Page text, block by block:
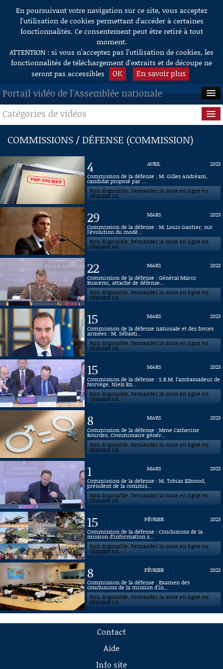
Aller au contenu
En poursuivant votre navigation sur ce site, vous acceptez
l’utilisation de cookies permettant d'accéder à certaines
fonctionnalités. Ce consentement peut être retiré à tout
moment.
ATTENTION : si vous n’acceptez pas l’utilisation de cookies, les
fonctionnalités de téléchargement d’extraits et de découpe ne
seront pas accessibles
OK En savoir plus
Portail vidéo de l'Assemblée nationale
ACCUEIL
EN DIRECT
À LA DEMANDE
RECHERCHE
AIDE À LA DÉCOUPE
DE VIDÉOS
Catégories de vidéos
Séance publique
Questions au Gouvernement
Commissions
Présidence
Évènements
Connaissance, Histoire
COMMISSIONS / DÉFENSE (COMMISSION)
4 AVRIL
2023
Commission de la défense : M. Gilles Andréani,
candidat proposé par ...
Non disponible. Demandez la mise en ligne en
cliquant ici.
29 MARS
2023
Commission de la défense : M. Louis Gautier, sur
l’évolution du modè...
Non disponible. Demandez la mise en ligne en
cliquant ici.
22 MARS
2023
Commission de la défense : Général Marco
Buscemi, attaché de défense...
Non disponible. Demandez la mise en ligne en
cliquant ici.
15 MARS
2023
Commission de la défense nationale et des forces
armées : M. Sébasti...
Non disponible. Demandez la mise en ligne en
cliquant ici.
15 MARS
2023
Commission de la défense : S.E.M. l’ambassadeur de
Norvège, Niels En...
Non disponible. Demandez la mise en ligne en
cliquant ici.
8 MARS
2023
Commission de la défense : Mme Catherine
Bourdes, Commissaire génér...
Non disponible. Demandez la mise en ligne en
cliquant ici.
1 MARS
2023
Commission de la défense : M. Tobias Ellwood,
président de la commis...
Non disponible. Demandez la mise en ligne en
cliquant ici.
15 FÉVRIER
2023
Commission de la défense : Conclusions de la
mission d’information s...
Non disponible. Demandez la mise en ligne en
cliquant ici.
8 FÉVRIER
2023
Commission de la défense : Examen des
conclusions de la mission d’in...
Non disponible. Demandez la mise en ligne en
cliquant ici.
Contact
Aide
Info site